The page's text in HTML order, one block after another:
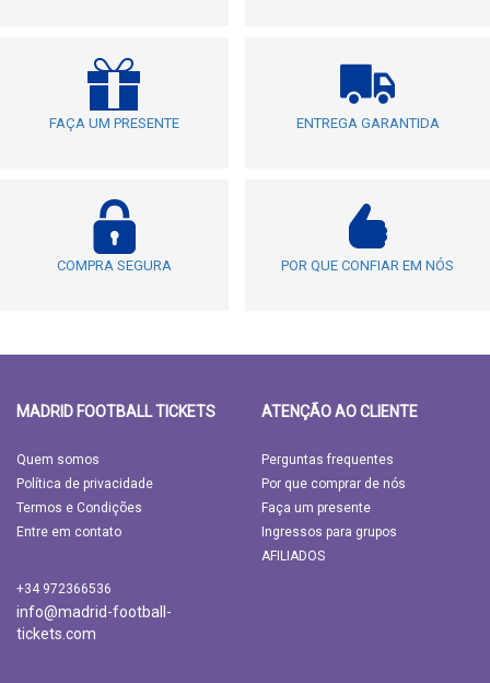
FAÇA UM PRESENTE ENTREGA GARANTIDA
COMPRA SEGURA POR QUE CONFIAR EM NÓS
MADRID FOOTBALL TICKETS
Quem somos
Política de privacidade
Termos e Condições
Entre em contato
+34 972366536
info@madrid-football-
tickets.com
ATENÇÃO AO CLIENTE
Perguntas frequentes
Por que comprar de nós
Faça um presente
Ingressos para grupos
AFILIADOS